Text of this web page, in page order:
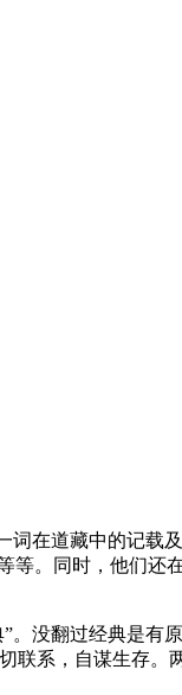
词在道藏中的记载
等。同时，他们还
。没翻过经典是有
联系，自谋生存。